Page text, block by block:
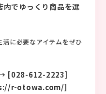
内でゆっくり商品を選
に必要なアイテムをぜひ
→ [028-612-2223]
r-otowa.com/]